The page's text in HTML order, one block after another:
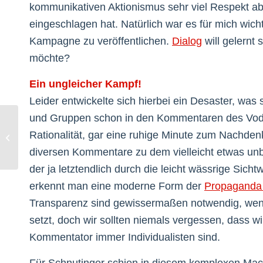
kommunikativen Aktionismus sehr viel Respekt
eingeschlagen hat. Natürlich war es für mich
Kampagne zu veröffentlichen. Dialog will gelernt
möchte?
Ein ungleicher Kampf!
Leider entwickelte sich hierbei ein Desaster,
und Gruppen schon in den Kommentaren des
Rationalität, gar eine ruhige Minute zum
diversen Kommentare zu dem vielleicht etwas
der ja letztendlich durch die leicht wässrige
erkennt man eine moderne Form der
Transparenz sind gewissermaßen notwendig,
setzt, doch wir sollten niemals vergessen, dass
Kommentator immer Individualisten sind.
Freiheit statt Angst